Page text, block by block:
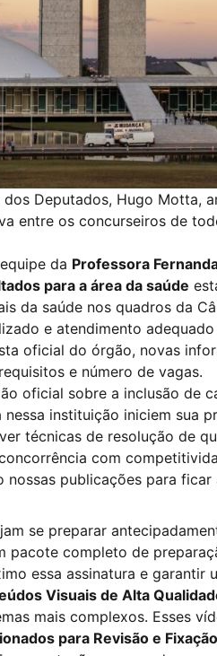
Deputados, Hugo Motta,
entre os concurseiros de
da Professora
para a área da saúde
da saúde nos quadros da
e atendimento
oficial do órgão, novas
e número de vagas.
oficial sobre a inclusão de
instituição iniciem sua
técnicas de resolução de
com
nossas publicações para
se preparar
pacote completo de
essa assinatura e garantir
Visuais de Alta
mais complexos. Esses
para Revisão e Fixação